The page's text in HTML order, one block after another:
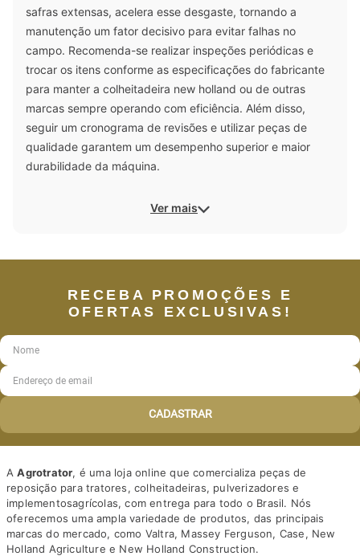
safras extensas, acelera esse desgaste, tornando a
manutenção um fator decisivo para evitar falhas no
campo. Recomenda-se realizar inspeções periódicas e
trocar os itens conforme as especificações do fabricante
para manter a colheitadeira new holland ou de outras
marcas sempre operando com eficiência. Além disso,
seguir um cronograma de revisões e utilizar peças de
qualidade garantem um desempenho superior e maior
durabilidade da máquina.
Ver mais
RECEBA PROMOÇÕES E
OFERTAS EXCLUSIVAS!
CADASTRAR
AAgrotrator, é uma loja online que comercializa peças de
reposição para tratores, colheitadeiras, pulverizadores e
implementosagrícolas, com entrega para todo o Brasil. Nós
oferecemos uma ampla variedade de produtos, das principais
marcas do mercado, como Valtra, Massey Ferguson, Case, New
Holland Agriculture e New Holland Construction.